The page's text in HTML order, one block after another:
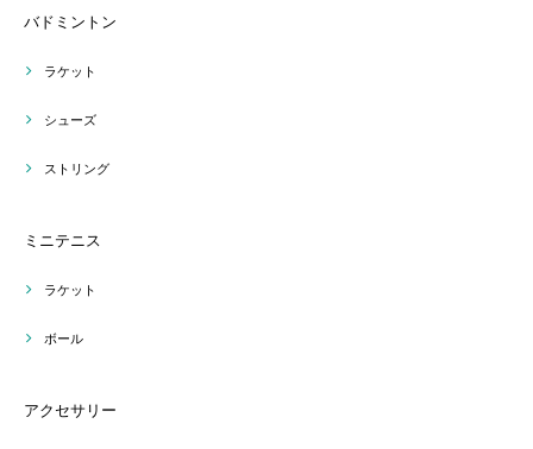
バドミントン
ラケット
シューズ
ストリング
ミニテニス
ラケット
ボール
アクセサリー